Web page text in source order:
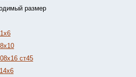
размер
ст45